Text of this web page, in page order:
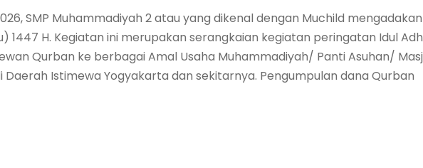
SMP Muhammadiyah 2 atau yang dikenal dengan Muchild mengadakan
1447 H. Kegiatan ini merupakan serangkaian kegiatan peringatan Idul
Qurban ke berbagai Amal Usaha Muhammadiyah/ Panti Asuhan/
Istimewa Yogyakarta dan sekitarnya. Pengumpulan dana Qurban